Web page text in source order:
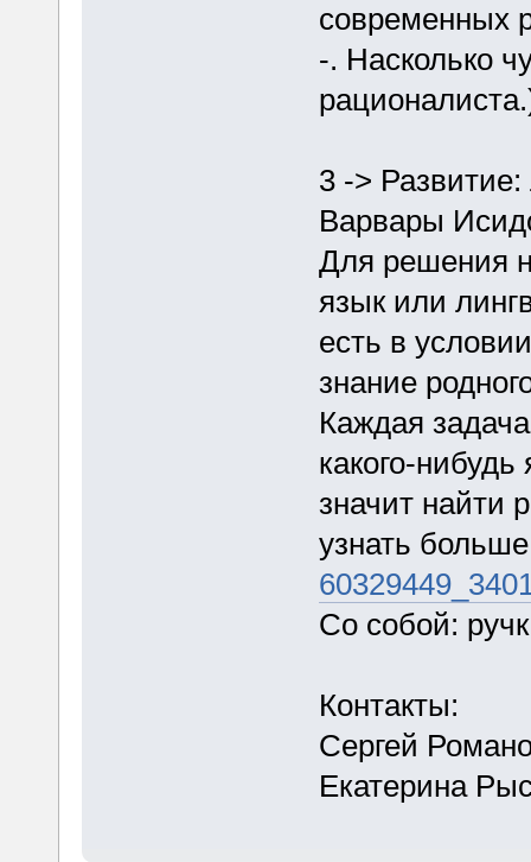
современных
-. Насколько
3 -> Развитие:
Варвары
Для решения
язык или
есть в
знание
Каждая
какого-
значит найти
узнать
Со собой:
Контакты:
Сергей
Екатерина